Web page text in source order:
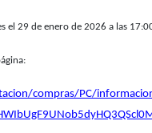
el 29 de enero de 2026 a las
compras/PC/